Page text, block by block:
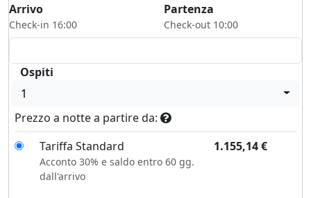
Arrivo
Check-in 16:00
Partenza
Check-out 10:00
Ospiti
1
Prezzo a notte a partire da:
Tariffa Standard
1.155,14€
Acconto 30% e saldo entro 60 gg.
dall'arrivo